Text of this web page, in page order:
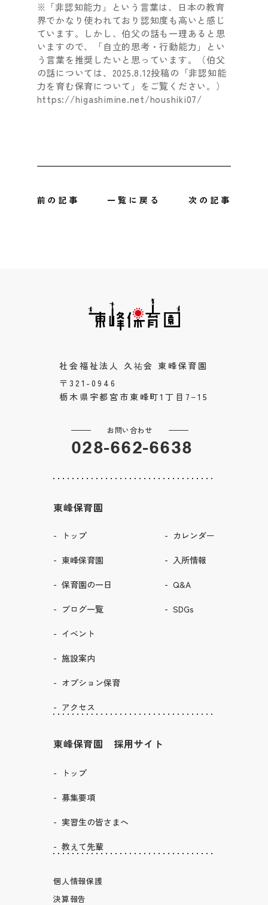
※「非認知能力」という言葉は、日本の教育
界でかなり使われており認知度も高いと感じ
ています。しかし、伯父の話も一理あると思
いますので、「自立的思考・行動能力」とい
う言葉を推奨したいと思っています。（伯父
の話については、2025.8.12投稿の「非認知能
力を育む保育について」をご覧ください。）
https://higashimine.net/houshiki07/
前の記事 次の記事
一覧に戻る
社会福祉法人 久祐会 東峰保育園
〒321-0946
栃木県宇都宮市東峰町1丁目7−15
お問い合わせ
028-662-6638
東峰保育園
トップ
東峰保育園
保育園の一日
ブログ一覧
イベント
施設案内
オプション保育
アクセス
カレンダー
入所情報
Q&A
SDGs
東峰保育園 採用サイト
トップ
募集要項
実習生の皆さまへ
教えて先輩
個人情報保護
決算報告